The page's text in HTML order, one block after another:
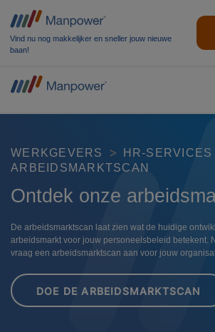
Vind nu nog makkelijker en sneller jouw nieuwe
baan!
WERKGEVERS
HR-SERVICES
ARBEIDSMARKTSCAN
Ontdek onze
De arbeidsmarktscan laat zien wat de huidige
arbeidsmarkt voor jouw personeelsbeleid betekent.
vraag een arbeidsmarktscan aan voor jouw
DOE DE ARBEIDSMARKTSCAN